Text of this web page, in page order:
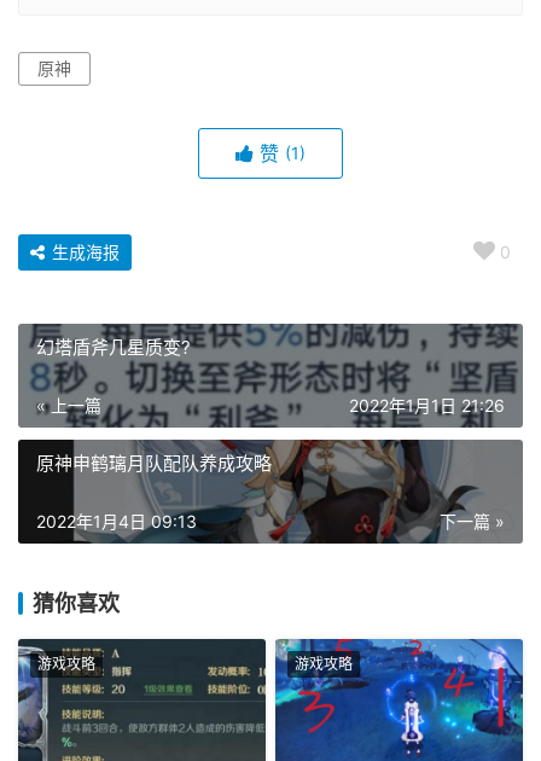
原神
赞 (1)
0
生成海报
幻塔盾斧几星质变?
« 上一篇 2022年1月1日 21:26
原神申鹤璃月队配队养成攻略
下一篇 »
2022年1月4日 09:13
猜你喜欢
游戏攻略 游戏攻略